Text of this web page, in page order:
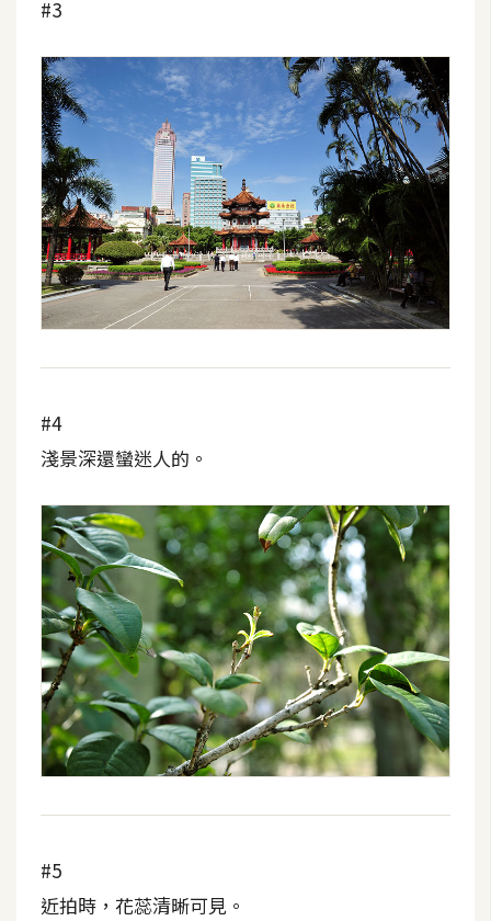
示
免
費
版
型
M
A
C
箱
開
發
熱
門
文
章
站
導
覽
#3
#4
淺景深還蠻迷人的。
#5
近拍時，花蕊清晰可見。